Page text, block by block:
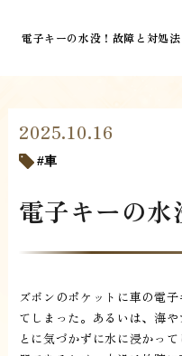
電子キーの水没！故障と対処法
2025.10.16
車
電子キーの
ズボンのポケットに車の電
てしまった。あるいは、海
とに気づかずに水に浸かっ